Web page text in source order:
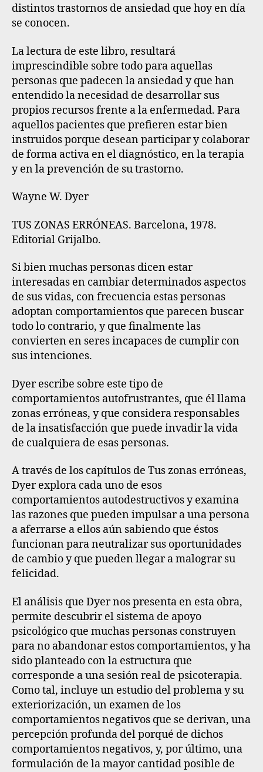
distintos trastornos de ansiedad que hoy en día
se conocen.
La lectura de este libro, resultará
imprescindible sobre todo para aquellas
personas que padecen la ansiedad y que han
entendido la necesidad de desarrollar sus
propios recursos frente a la enfermedad. Para
aquellos pacientes que prefieren estar bien
instruidos porque desean participar y colaborar
de forma activa en el diagnóstico, en la terapia
y en la prevención de su trastorno.
Wayne W. Dyer
TUS ZONAS ERRÓNEAS. Barcelona, 1978.
Editorial Grijalbo.
Si bien muchas personas dicen estar
interesadas en cambiar determinados aspectos
de sus vidas, con frecuencia estas personas
adoptan comportamientos que parecen buscar
todo lo contrario, y que finalmente las
convierten en seres incapaces de cumplir con
sus intenciones.
Dyer escribe sobre este tipo de
comportamientos autofrustrantes, que él llama
zonas erróneas, y que considera responsables
de la insatisfacción que puede invadir la vida
de cualquiera de esas personas.
A través de los capítulos de Tus zonas erróneas,
Dyer explora cada uno de esos
comportamientos autodestructivos y examina
las razones que pueden impulsar a una persona
a aferrarse a ellos aún sabiendo que éstos
funcionan para neutralizar sus oportunidades
de cambio y que pueden llegar a malograr su
felicidad.
El análisis que Dyer nos presenta en esta obra,
permite descubrir el sistema de apoyo
psicológico que muchas personas construyen
para no abandonar estos comportamientos, y ha
sido planteado con la estructura que
corresponde a una sesión real de psicoterapia.
Como tal, incluye un estudio del problema y su
exteriorización, un examen de los
comportamientos negativos que se derivan, una
percepción profunda del porqué de dichos
comportamientos negativos, y, por último, una
formulación de la mayor cantidad posible de